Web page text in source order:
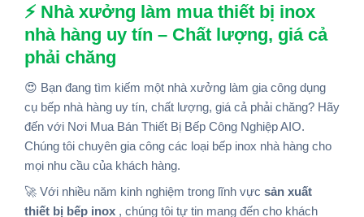
⚡ Nhà xưởng làm mua thiết bị inox
nhà hàng uy tín – Chất lượng, giá cả
phải chăng
😍 Bạn đang tìm kiếm một nhà xưởng làm gia công dụng
cụ bếp nhà hàng uy tín, chất lượng, giá cả phải chăng? Hãy
đến với Nơi Mua Bán Thiết Bị Bếp Công Nghiệp AIO.
Chúng tôi chuyên gia công các loại bếp inox nhà hàng cho
mọi nhu cầu của khách hàng.
🚀 Với nhiều năm kinh nghiệm trong lĩnh vực sản xuất
thiết bị bếp inox , chúng tôi tự tin mang đến cho khách